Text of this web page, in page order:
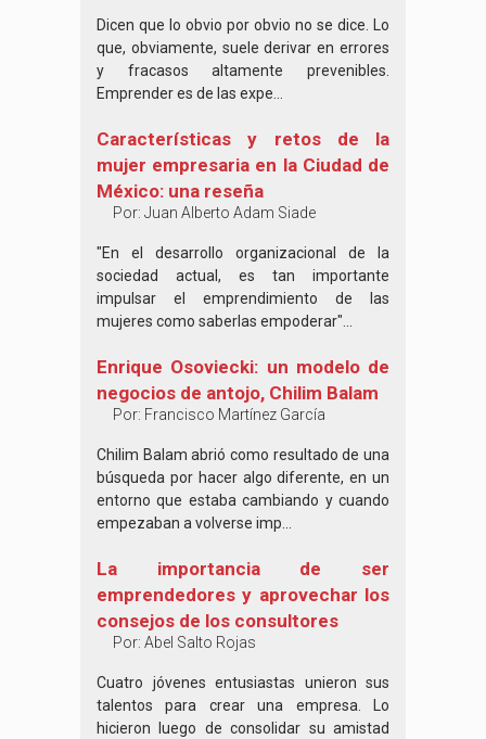
Dicen que lo obvio por obvio no se dice. Lo
que, obviamente, suele derivar en errores
y fracasos altamente prevenibles.
Emprender es de las expe...
Características y retos de la
mujer empresaria en la Ciudad de
México: una reseña
Por: Juan Alberto Adam Siade
"En el desarrollo organizacional de la
sociedad actual, es tan importante
impulsar el emprendimiento de las
mujeres como saberlas empoderar"...
Enrique Osoviecki: un modelo de
negocios de antojo, Chilim Balam
Por: Francisco Martínez García
Chilim Balam abrió como resultado de una
búsqueda por hacer algo diferente, en un
entorno que estaba cambiando y cuando
empezaban a volverse imp...
La importancia de ser
emprendedores y aprovechar los
consejos de los consultores
Por: Abel Salto Rojas
Cuatro jóvenes entusiastas unieron sus
talentos para crear una empresa. Lo
hicieron luego de consolidar su amistad